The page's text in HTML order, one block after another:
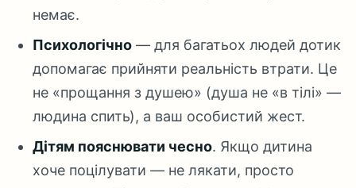
немає.
Психологічно — для багатьох людей дотик
допомагає прийняти реальність втрати. Це
не «прощання з душею» (душа не «в тілі» —
людина спить), а ваш особистий жест.
Дітям пояснювати чесно. Якщо дитина
хоче поцілувати — не лякати, просто